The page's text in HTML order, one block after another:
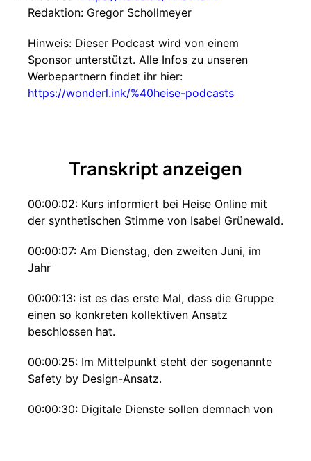
Redaktion: Gregor Schollmeyer
Hinweis: Dieser Podcast wird von einem
Sponsor unterstützt. Alle Infos zu unseren
Werbepartnern findet ihr hier:
https://wonderl.ink/%40heise-podcasts
Transkript anzeigen
00:00:02: Kurs informiert bei Heise Online mit
der synthetischen Stimme von Isabel Grünewald.
00:00:07: Am Dienstag, den zweiten Juni, im
Jahr
00:00:13: ist es das erste Mal, dass die Gruppe
einen so konkreten kollektiven Ansatz
beschlossen hat.
00:00:25: Im Mittelpunkt steht der sogenannte
Safety by Design-Ansatz.
00:00:30: Digitale Dienste sollen demnach von